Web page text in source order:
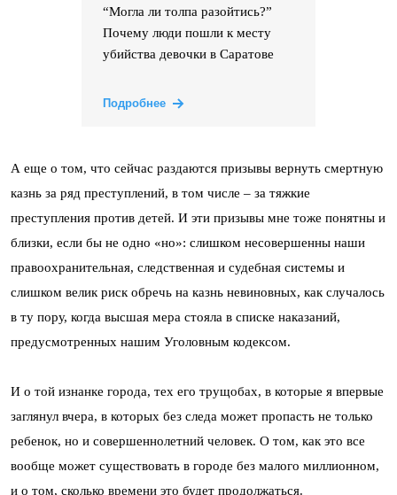
“Могла ли толпа разойтись?”
Почему люди пошли к месту
убийства девочки в Саратове
Подробнее
А еще о том, что сейчас раздаются призывы вернуть смертную
казнь за ряд преступлений, в том числе – за тяжкие
преступления против детей. И эти призывы мне тоже понятны и
близки, если бы не одно «но»: слишком несовершенны наши
правоохранительная, следственная и судебная системы и
слишком велик риск обречь на казнь невиновных, как случалось
в ту пору, когда высшая мера стояла в списке наказаний,
предусмотренных нашим Уголовным кодексом.
И о той изнанке города, тех его трущобах, в которые я впервые
заглянул вчера, в которых без следа может пропасть не только
ребенок, но и совершеннолетний человек. О том, как это все
вообще может существовать в городе без малого миллионном,
и о том, сколько времени это будет продолжаться.